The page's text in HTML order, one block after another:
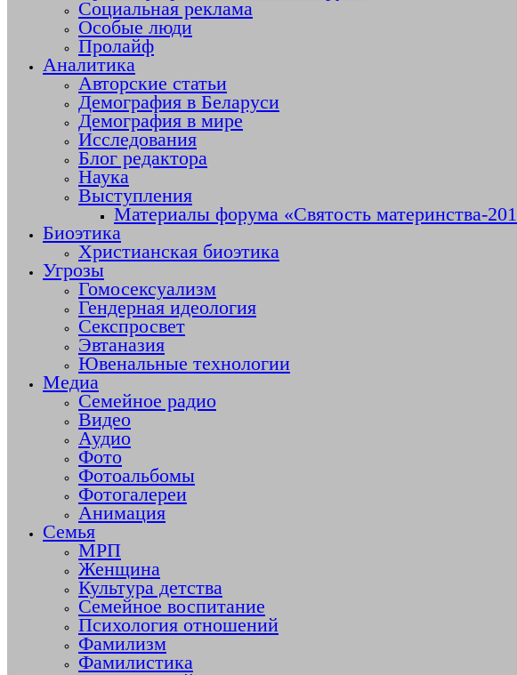
Социальная реклама
Особые люди
Пролайф
Аналитика
Авторские статьи
Демография в Беларуси
Демография в мире
Исследования
Блог редактора
Наука
Выступления
Материалы форума «Святость материнства-
Биоэтика
Христианская биоэтика
Угрозы
Гомосексуализм
Гендерная идеология
Секспросвет
Эвтаназия
Ювенальные технологии
Медиа
Семейное радио
Видео
Аудио
Фото
Фотоальбомы
Фотогалереи
Анимация
Семья
МРП
Женщина
Культура детства
Семейное воспитание
Психология отношений
Фамилизм
Фамилистика